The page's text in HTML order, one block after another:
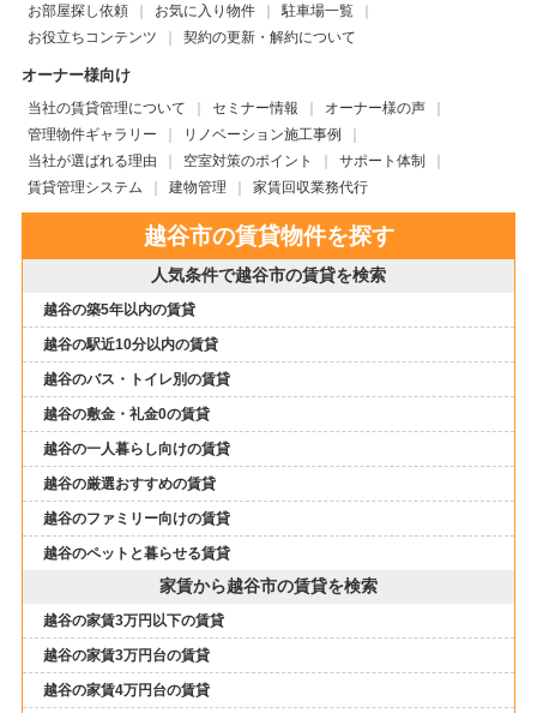
お部屋探し依頼
お気に入り物件
駐車場一覧
お役立ちコンテンツ
契約の更新・解約について
オーナー様向け
当社の賃貸管理について セミナー情報
オーナー様の声
管理物件ギャラリー
リノベーション施工事例
当社が選ばれる理由
空室対策のポイント
サポート体制
賃貸管理システム
建物管理 家賃回収業務代行
越谷市の賃貸物件を探す
人気条件で越谷市の賃貸を検索
越谷の築5年以内の賃貸
越谷の駅近10分以内の賃貸
越谷のバス・トイレ別の賃貸
越谷の敷金・礼金0の賃貸
越谷の一人暮らし向けの賃貸
越谷の厳選おすすめの賃貸
越谷のファミリー向けの賃貸
越谷のペットと暮らせる賃貸
家賃から越谷市の賃貸を検索
越谷の家賃3万円以下の賃貸
越谷の家賃3万円台の賃貸
越谷の家賃4万円台の賃貸